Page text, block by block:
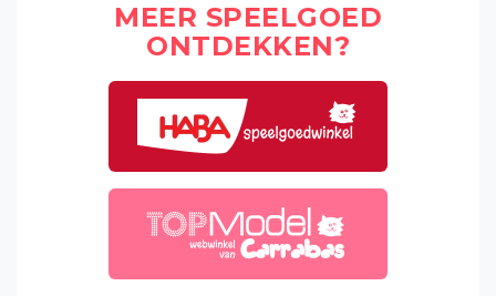
MEER SPEELGOED
ONTDEKKEN?